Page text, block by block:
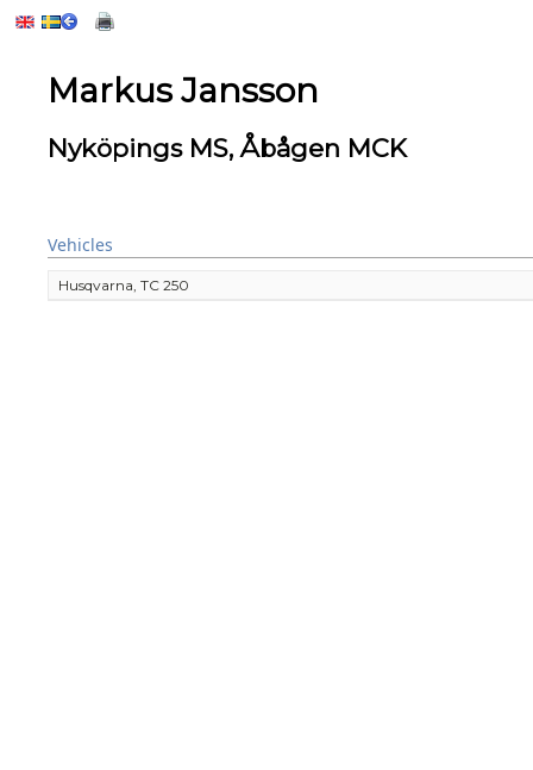
Markus Jansson
Nyköpings MS, Åbågen MCK
Vehicles
Husqvarna, TC 250